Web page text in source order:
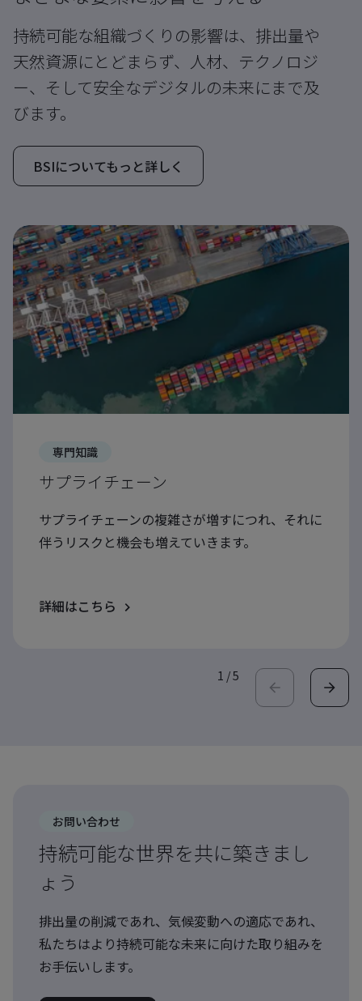
持続可能な組織づくりの影響は、排出量や
天然資源にとどまらず、人材、テクノロジ
ー、そして安全なデジタルの未来にまで及
びます。
BSIについてもっと詳しく
専門知識
サプライチェーン
サプライチェーンの複雑さが増すにつれ、それに
伴うリスクと機会も増えていきます。
詳細はこちら
1 /5
お問い合わせ
持続可能な世界を共に築きまし
ょう
排出量の削減であれ、気候変動への適応であれ、
私たちはより持続可能な未来に向けた取り組みを
お手伝いします。